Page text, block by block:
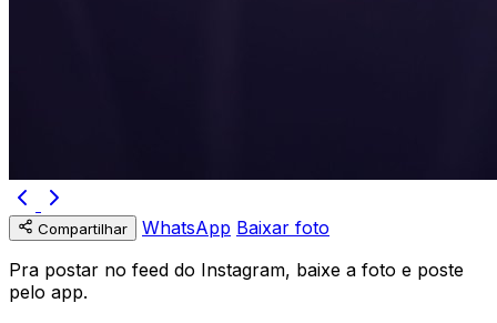
Compartilhar WhatsApp Baixar foto
Pra postar no feed do Instagram, baixe a foto e poste
pelo app.